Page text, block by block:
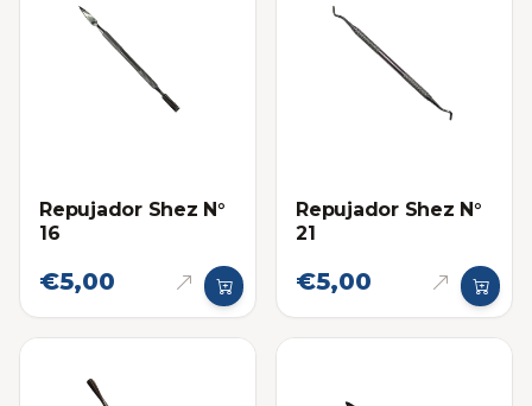
Repujador Shez N°
16
€5,00
Repujador Shez N°
21
€5,00